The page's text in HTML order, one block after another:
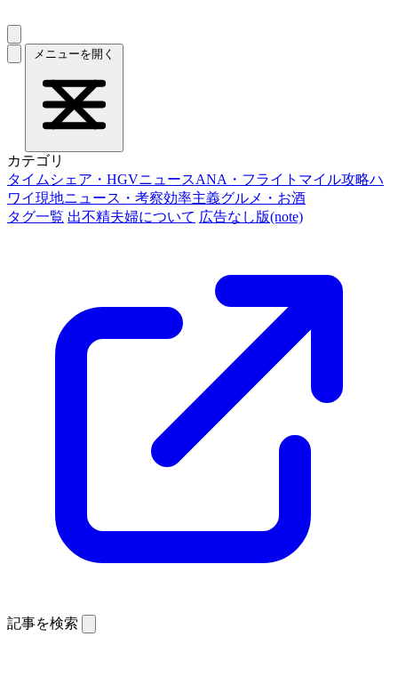
メニューを開く
カテゴリ
タイムシェア・HGVニュースANA・フライトマイル攻略ハ
ワイ現地ニュース・考察効率主義グルメ・お酒
タグ一覧 出不精夫婦について 広告なし版(note)
記事を検索